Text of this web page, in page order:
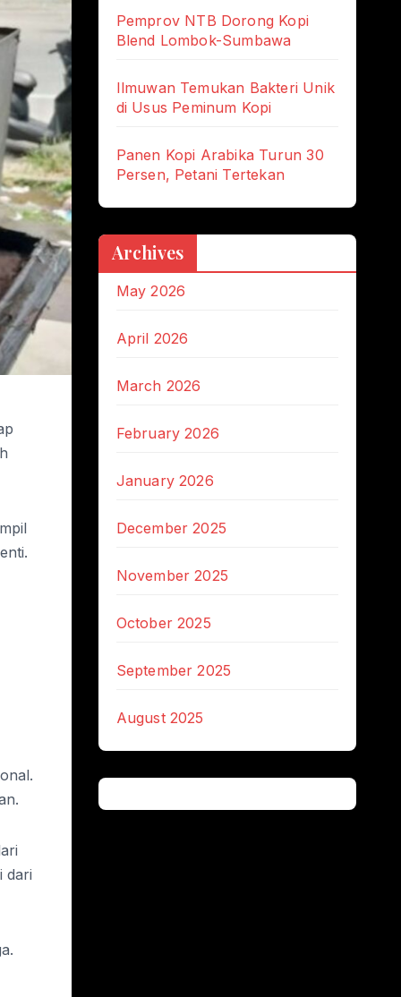
dari
Pemprov NTB Dorong Kopi
Blend Lombok-Sumbawa
Ilmuwan Temukan Bakteri Unik
di Usus Peminum Kopi
Panen Kopi Arabika Turun 30
Persen, Petani Tertekan
Archives
May 2026
April 2026
March 2026
February 2026
January 2026
December 2025
November 2025
October 2025
September 2025
August 2025